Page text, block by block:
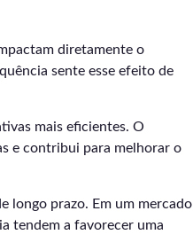
diretamente o
sente esse efeito de
mais eficientes. O
e contribui para melhorar o
longo prazo. Em um mercado
tendem a favorecer uma